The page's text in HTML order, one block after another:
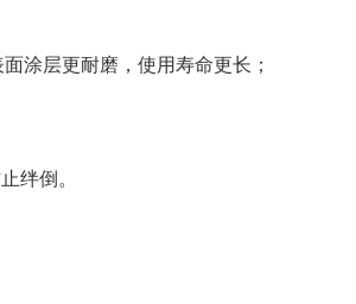
涂层更耐磨，使用寿命更长；
绊倒。